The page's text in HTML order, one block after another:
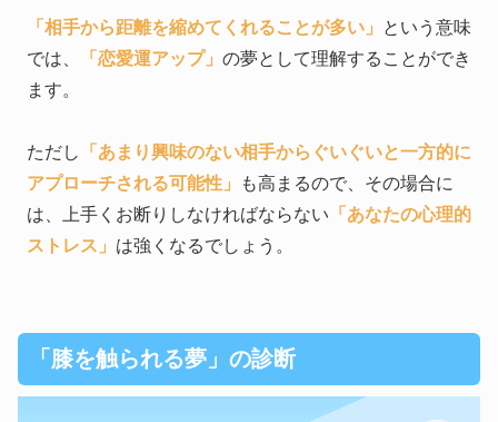
「相手から距離を縮めてくれることが多い」
という意味
では、
「恋愛運アップ」 の夢として理解することができ
ます。
ただし
「あまり興味のない相手からぐいぐいと一方的に
アプローチされる可能性」
も高まるので、その場合に
は、上手くお断りしなければならない 「あなたの心理的
ストレス」 は強くなるでしょう。
「膝を触られる夢」の診断